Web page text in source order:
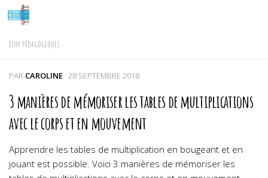
Skip to content
JEUX PÉDAGOGIQUES
PAR CAROLINE · 28 SEPTEMBRE 2018
3 manières de mémoriser les tables de multiplications
avec le corps et en mouvement
Apprendre les tables de multiplication en bougeant et en
jouant est possible. Voici 3 manières de mémoriser les